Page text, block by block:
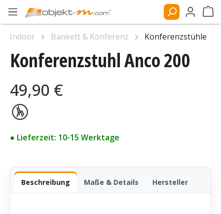
Zum Hauptinhalt springen
Konferenzstuhl Anco 200
Regulärer Preis:
49,90 €
● Lieferzeit: 10-15 Werktage
Beschreibung Maße & Details Hersteller
Indoor Bankett & Konferenz
Konferenzstühle
Bildergalerie überspringen